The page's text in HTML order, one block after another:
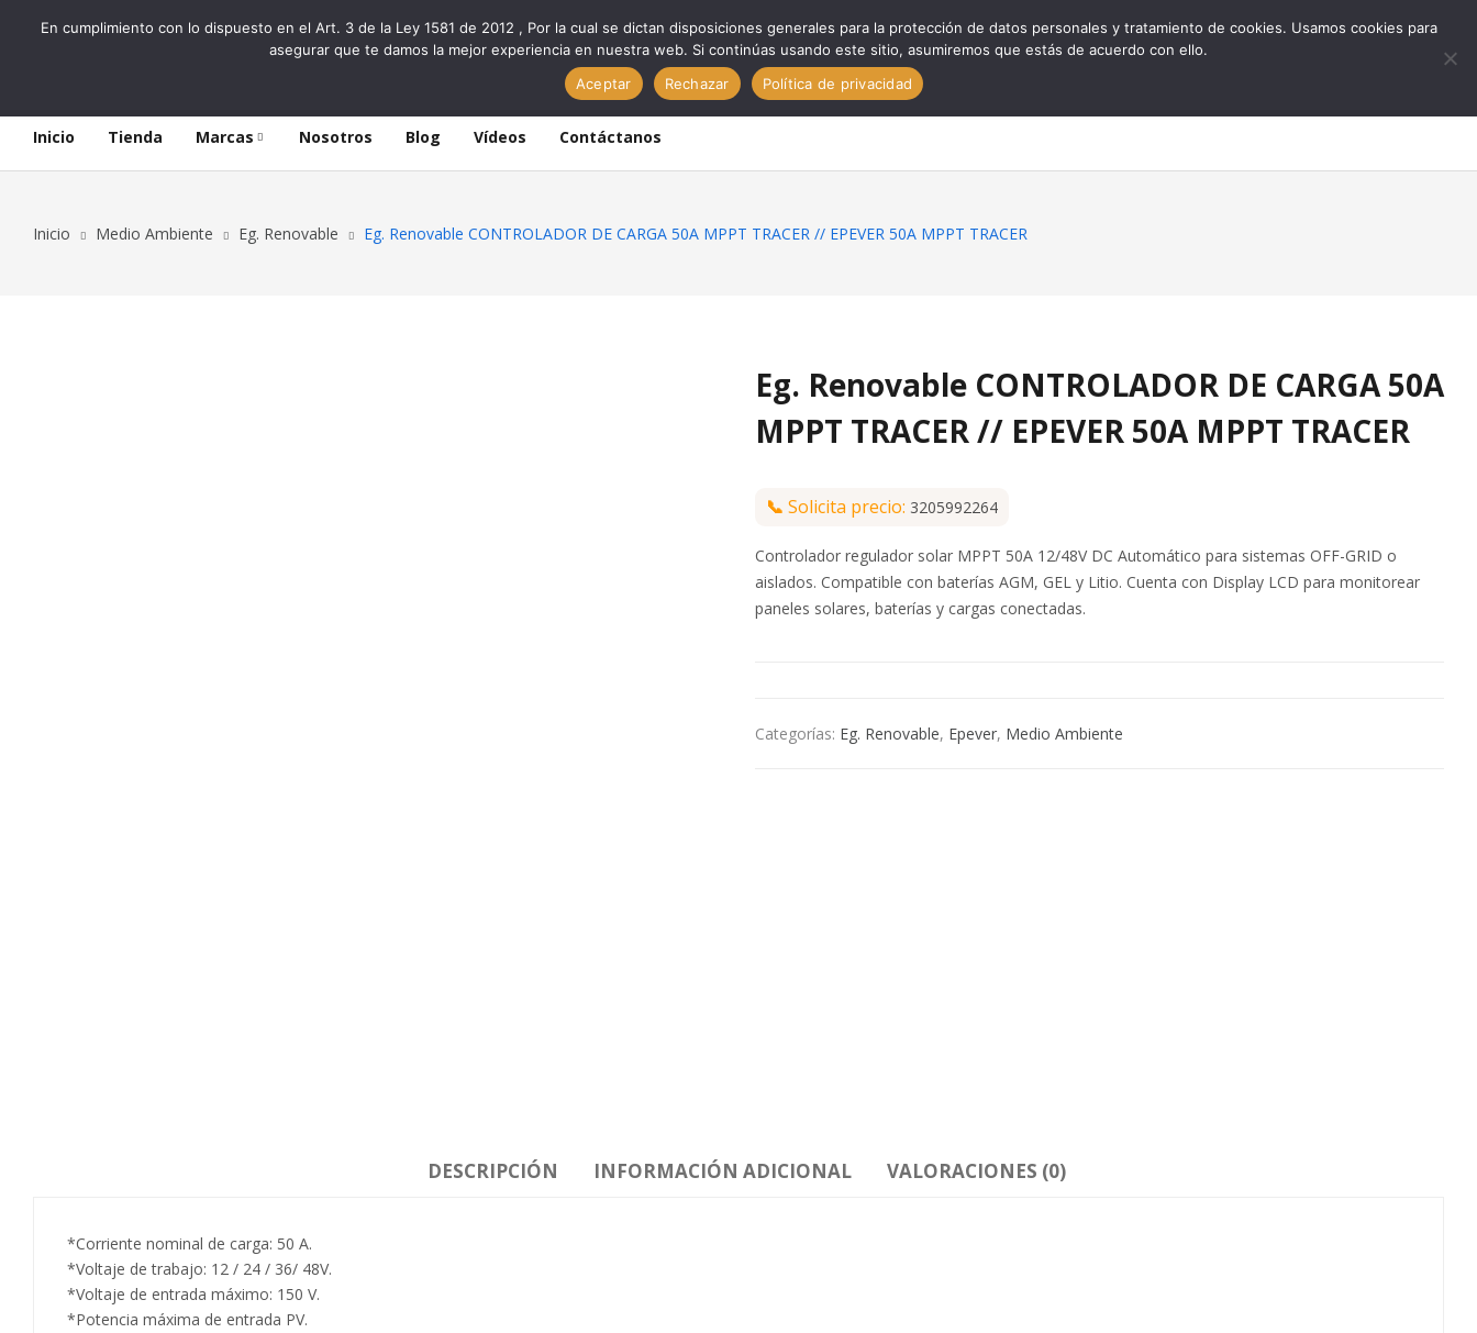
0
Inicio Tienda Marcas Nosotros Blog Vídeos Contáctanos
Inicio Medio Ambiente Eg. Renovable Eg. Renovable CONTROLADOR DE CARGA 50A MPPT TRACER // EPEVER 50A MPPT TRACER
Eg. Renovable CONTROLADOR DE CARGA 50A
MPPT TRACER // EPEVER 50A MPPT TRACER
📞 Solicita precio: 3205992264
Controlador regulador solar MPPT 50A 12/48V DC Automático para sistemas OFF-GRID o
aislados. Compatible con baterías AGM, GEL y Litio. Cuenta con Display LCD para monitorear
paneles solares, baterías y cargas conectadas.
Categorías: Eg. Renovable, Epever, Medio Ambiente
DESCRIPCIÓN INFORMACIÓN ADICIONAL VALORACIONES (0)
*Corriente nominal de carga: 50 A.
*Voltaje de trabajo: 12 / 24 / 36/ 48V.
*Voltaje de entrada máximo: 150 V.
*Potencia máxima de entrada PV.
En cumplimiento con lo dispuesto en el Art. 3 de la Ley 1581 de 2012 , Por la cual se dictan disposiciones generales para la protección de datos personales y tratamiento de cookies. Usamos cookies para
asegurar que te damos la mejor experiencia en nuestra web. Si continúas usando este sitio, asumiremos que estás de acuerdo con ello.
Aceptar
Rechazar Política de privacidad